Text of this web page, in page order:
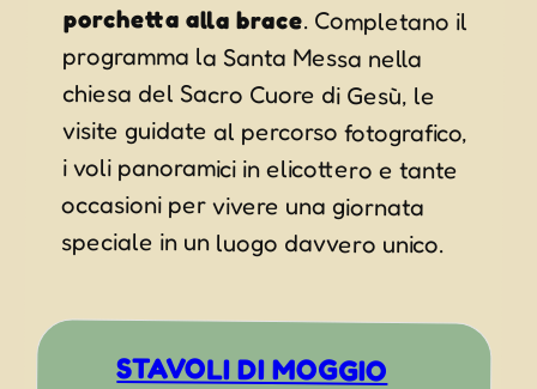
porchetta alla brace. Completano il
programma la Santa Messa nella
chiesa del Sacro Cuore di Gesù, le
visite guidate al percorso fotografico,
i voli panoramici in elicottero e tante
occasioni per vivere una giornata
speciale in un luogo davvero unico.
STAVOLI DI MOGGIO